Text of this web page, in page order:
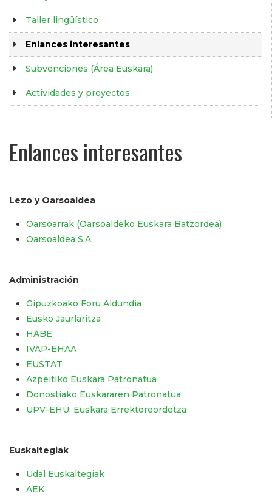
Taller lingüístico
Enlances interesantes
Subvenciones (Área Euskara)
Actividades y proyectos
Enlances interesantes
Lezo y Oarsoaldea
Oarsoarrak (Oarsoaldeko Euskara Batzordea)
Oarsoaldea S.A.
Administración
Gipuzkoako Foru Aldundia
Eusko Jaurlaritza
HABE
IVAP-EHAA
EUSTAT
Azpeitiko Euskara Patronatua
Donostiako Euskararen Patronatua
UPV-EHU: Euskara Errektoreordetza
Euskaltegiak
Udal Euskaltegiak
AEK